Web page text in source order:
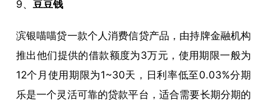
9、 豆豆钱
滨银喵喵贷一款个人消费信贷产品，由持牌金融机构
推出他们提供的借款额度为3万元，使用期限一般为
12个月使用期限为1~30天，日利率低至0.03%分期
乐是一个灵活可靠的贷款平台，适合需要长期分期的